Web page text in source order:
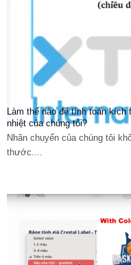
Làm thế nào để tính toán
nhiệt của chúng tôi?
Nhãn chuyển của chúng tôi
thước....